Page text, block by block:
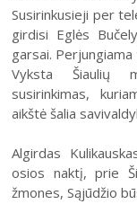
3
10
17
24
31
Šiaulių
Virtuali paroda
Šiauliuose“
Kaukazas,
Senosios
Susirinkusieji per
girdisi Eglės
garsai.
Vyksta Šiaulių
susirinkimas,
aikštė šalia
Algirdas
osios naktį, prie
žmones, Sąjūdžio